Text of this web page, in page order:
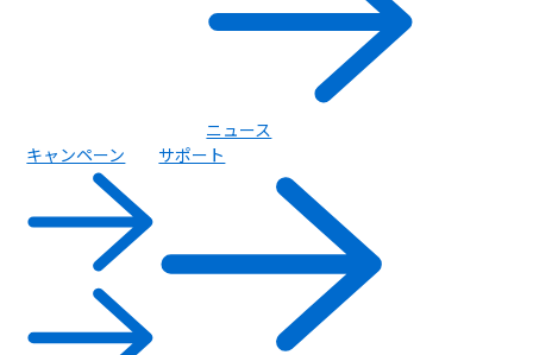
My AQUOS（公式アプリ）
ニュース
キャンペーン
サポート